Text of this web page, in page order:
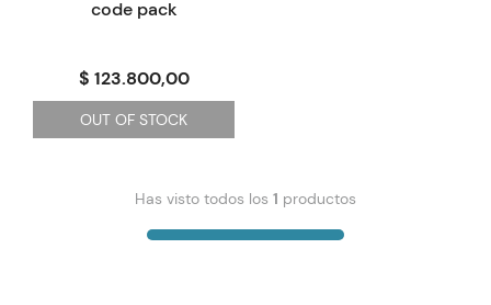
code pack
$ 123.800,00
OUT OF STOCK
Has visto todos los 1 productos